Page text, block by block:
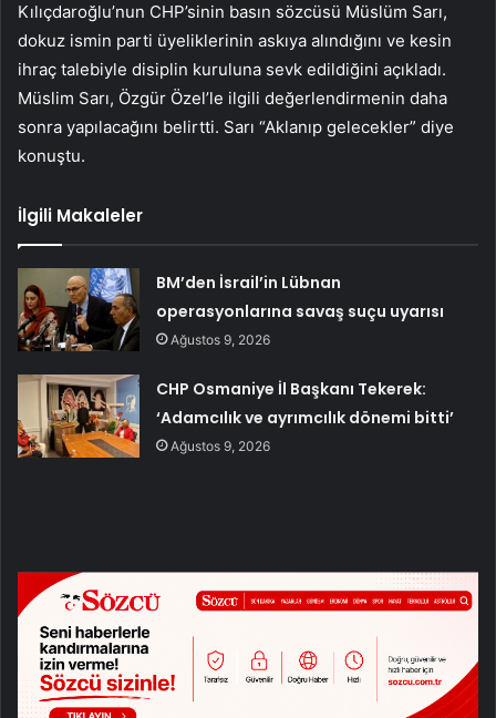
Kılıçdaroğlu’nun CHP’sinin basın sözcüsü Müslüm Sarı,
dokuz ismin parti üyeliklerinin askıya alındığını ve kesin
ihraç talebiyle disiplin kuruluna sevk edildiğini açıkladı.
Müslim Sarı, Özgür Özel’le ilgili değerlendirmenin daha
sonra yapılacağını belirtti. Sarı “Aklanıp gelecekler” diye
konuştu.
İlgili Makaleler
BM’den İsrail’in Lübnan
operasyonlarına savaş suçu uyarısı
Ağustos 9, 2026
CHP Osmaniye İl Başkanı Tekerek:
‘Adamcılık ve ayrımcılık dönemi bitti’
Ağustos 9, 2026